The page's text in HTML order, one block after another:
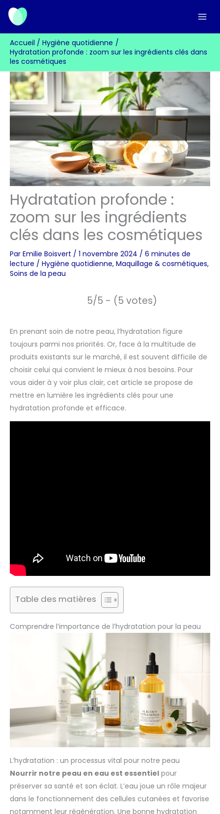
Aller
contenu
Accueil
Hygiène quotidienne
Hydratation profonde : zoom sur les ingrédients clés dans
les cosmétiques
Hydratation profonde :
zoom sur les ingrédients
clés dans les cosmétiques
Par Emilie Boisvert / 1 novembre 2024 / 6 minutes de
lecture / Hygiène quotidienne, Maquillage & cosmétiques,
Soins de la peau
5/5 - (5 votes)
En prenant soin de notre peau, l’hydratation figure
toujours parmi nos priorités. Or, face à la multitude de
produits existants sur le marché, il est souvent difficile de
choisir celui qui convient le mieux à nos besoins. Pour
vous aider à y voir plus clair, cet article se propose de
mettre en lumière les ingrédients clés pour une
hydratation profonde et efficace.
Table des matières
Comprendre l’importance de l’hydratation pour la peau
L’hydratation : un processus vital pour notre peau
Nourrir notre peau en eau est essentiel pour
préserver sa santé et son éclat. L’eau joue un rôle majeur
dans le fonctionnement des cellules cutanées et favorise
notamment leur régénération. Une bonne hydratation